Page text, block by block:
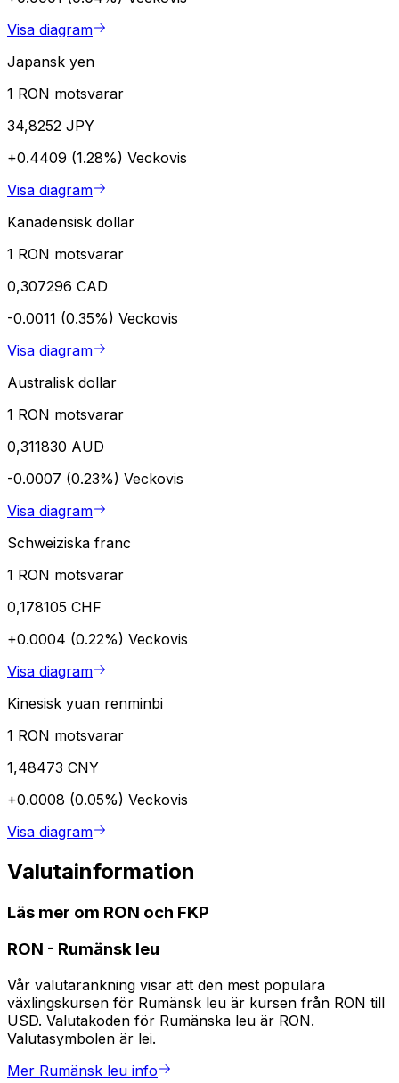
Visa diagram
Japansk yen
1 RON motsvarar
34,8252 JPY
+0.4409 (1.28%) Veckovis
Visa diagram
Kanadensisk dollar
1 RON motsvarar
0,307296 CAD
-0.0011 (0.35%) Veckovis
Visa diagram
Australisk dollar
1 RON motsvarar
0,311830 AUD
-0.0007 (0.23%) Veckovis
Visa diagram
Schweiziska franc
1 RON motsvarar
0,178105 CHF
+0.0004 (0.22%) Veckovis
Visa diagram
Kinesisk yuan renminbi
1 RON motsvarar
1,48473 CNY
+0.0008 (0.05%) Veckovis
Visa diagram
Valutainformation
Läs mer om RON och FKP
RON - Rumänsk leu
Vår valutarankning visar att den mest populära
växlingskursen för Rumänsk leu är kursen från RON till
USD. Valutakoden för Rumänska leu är RON.
Valutasymbolen är lei.
Mer Rumänsk leu info